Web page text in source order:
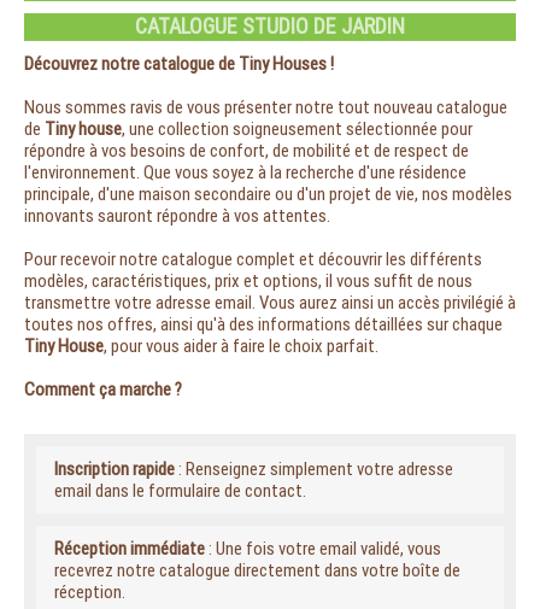
CATALOGUE STUDIO DE JARDIN
Découvrez notre catalogue de Tiny Houses !
Nous sommes ravis de vous présenter notre tout nouveau catalogue
de Tiny house, une collection soigneusement sélectionnée pour
répondre à vos besoins de confort, de mobilité et de respect de
l'environnement. Que vous soyez à la recherche d'une résidence
principale, d'une maison secondaire ou d'un projet de vie, nos modèles
innovants sauront répondre à vos attentes.
Pour recevoir notre catalogue complet et découvrir les différents
modèles, caractéristiques, prix et options, il vous suffit de nous
transmettre votre adresse email. Vous aurez ainsi un accès privilégié à
toutes nos offres, ainsi qu'à des informations détaillées sur chaque
Tiny House, pour vous aider à faire le choix parfait.
Comment ça marche ?
Inscription rapide: Renseignez simplement votre adresse
email dans le formulaire de contact.
Réception immédiate: Une fois votre email validé, vous
recevrez notre catalogue directement dans votre boîte de
réception.